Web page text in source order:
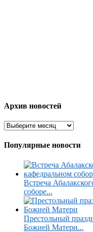
Архив новостей
Популярные новости
Встреча
соборе...
Престольный
Божией Матери...